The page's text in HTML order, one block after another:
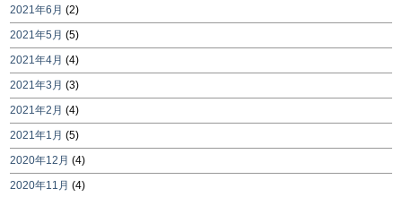
2021年6月 (2)
2021年5月 (5)
2021年4月 (4)
2021年3月 (3)
2021年2月 (4)
2021年1月 (5)
2020年12月 (4)
2020年11月 (4)